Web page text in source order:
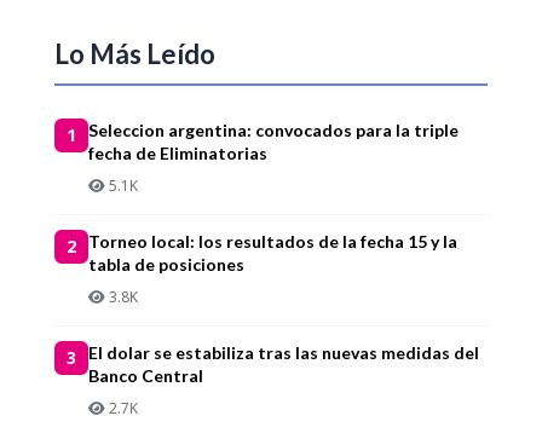
Lo Más Leído
1
Seleccion argentina: convocados para la triple
fecha de Eliminatorias
5.1K
2
Torneo local: los resultados de la fecha 15 y la
tabla de posiciones
3.8K
3
El dolar se estabiliza tras las nuevas medidas del
Banco Central
2.7K